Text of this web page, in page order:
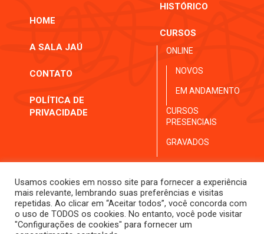
HOME
A SALA JAÚ
CONTATO
POLÍTICA DE
PRIVACIDADE
HISTÓRICO
CURSOS
ONLINE
NOVOS
EM ANDAMENTO
CURSOS
PRESENCIAIS
GRAVADOS
Usamos cookies em nosso site para fornecer a experiência
mais relevante, lembrando suas preferências e visitas
repetidas. Ao clicar em “Aceitar todos”, você concorda com
o uso de TODOS os cookies. No entanto, você pode visitar
"Configurações de cookies" para fornecer um